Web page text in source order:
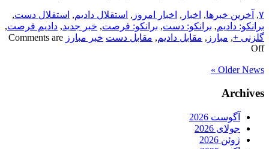
۷, آخرین خبرها, اخبار , اخبار امروز , استقلال دادیم, استقلال دست,
برانکو: دادیم, برانکو: دست, برانکو: فرصت, خبر جدید, دادیم فرصت,
گلزنی +, مبارز , مقابل دادیم, مقابل دست خبر مبارز Comments are
Off
Older News »
Archives
آگوست 2026
جولای 2026
ژوئن 2026